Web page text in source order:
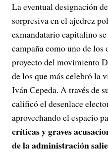
La eventual designación
sorpresiva en el ajedrez
exmandatario capitalino
campaña como uno de los
proyecto del movimiento
de los que más celebró la
Iván Cepeda. A través de
calificó el desenlace
aprovechando el espacio
críticas y graves
de la administración